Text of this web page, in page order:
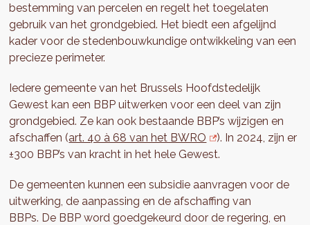
bestemming van percelen en regelt het toegelaten
gebruik van het grondgebied. Het biedt een afgelijnd
kader voor de stedenbouwkundige ontwikkeling van een
precieze perimeter.
Iedere gemeente van het Brussels Hoofdstedelijk
Gewest kan een BBP uitwerken voor een deel van zijn
grondgebied. Ze kan ook bestaande BBP’s wijzigen en
afschaffen (art. 40 à 68 van het BWRO
). In 2024, zijn er
±300 BBP’s van kracht in het hele Gewest.
De gemeenten kunnen een subsidie aanvragen voor de
uitwerking, de aanpassing en de afschaffing van
BBPs. De BBP word goedgekeurd door de regering, en